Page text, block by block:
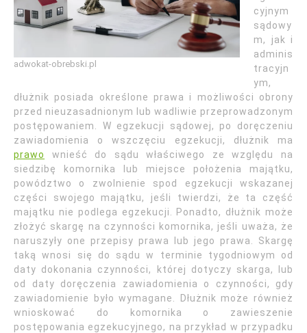
adwokat-obrebski.pl
cyjnym
sądowy
m, jak i
adminis
tracyjn
ym,
dłużnik posiada określone prawa i możliwości obrony
przed nieuzasadnionym lub wadliwie przeprowadzonym
postępowaniem. W egzekucji sądowej, po doręczeniu
zawiadomienia o wszczęciu egzekucji, dłużnik ma
prawo
wnieść do sądu właściwego ze względu na
siedzibę komornika lub miejsce położenia majątku,
powództwo o zwolnienie spod egzekucji wskazanej
części swojego majątku, jeśli twierdzi, że ta część
majątku nie podlega egzekucji. Ponadto, dłużnik może
złożyć skargę na czynności komornika, jeśli uważa, że
naruszyły one przepisy prawa lub jego prawa. Skargę
taką wnosi się do sądu w terminie tygodniowym od
daty dokonania czynności, której dotyczy skarga, lub
od daty doręczenia zawiadomienia o czynności, gdy
zawiadomienie było wymagane. Dłużnik może również
wnioskować do komornika o zawieszenie
postępowania egzekucyjnego, na przykład w przypadku